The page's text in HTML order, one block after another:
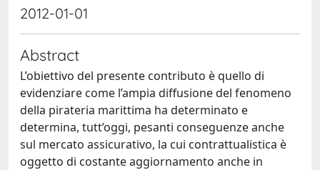
2012-01-01
Abstract
L’obiettivo del presente contributo è quello di
evidenziare come l’ampia diffusione del fenomeno
della pirateria marittima ha determinato e
determina, tutt’oggi, pesanti conseguenze anche
sul mercato assicurativo, la cui contrattualistica è
oggetto di costante aggiornamento anche in